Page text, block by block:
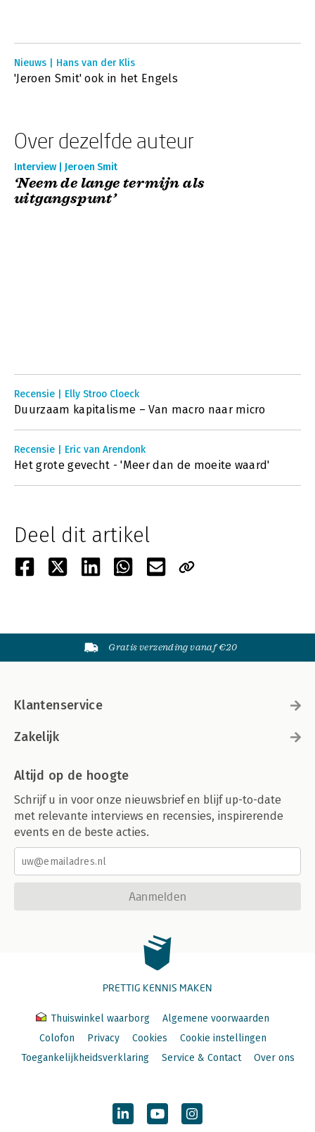
Nieuws | Hans van der Klis
'Jeroen Smit' ook in het Engels
Over dezelfde auteur
Interview | Jeroen Smit
‘Neem de lange termijn als
uitgangspunt’
Recensie | Elly Stroo Cloeck
Duurzaam kapitalisme – Van macro naar micro
Recensie | Eric van Arendonk
Het grote gevecht - 'Meer dan de moeite waard'
Deel dit artikel
Gratis verzending vanaf €20
Klantenservice
Zakelijk
Altijd op de hoogte
Schrijf u in voor onze nieuwsbrief en blijf up-to-date
met relevante interviews en recensies, inspirerende
events en de beste acties.
Aanmelden
PRETTIG KENNIS MAKEN
Thuiswinkel waarborg
Algemene voorwaarden
Colofon
Privacy Cookies
Cookie instellingen
Toegankelijkheidsverklaring
Service & Contact Over ons